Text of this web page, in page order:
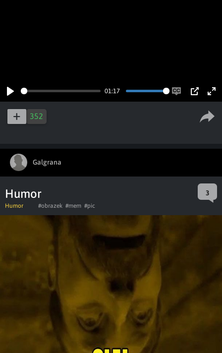
Play
01:17
EnablePIP
352
Galgrana
Humor 3
Humor #obrazek #mem #pic